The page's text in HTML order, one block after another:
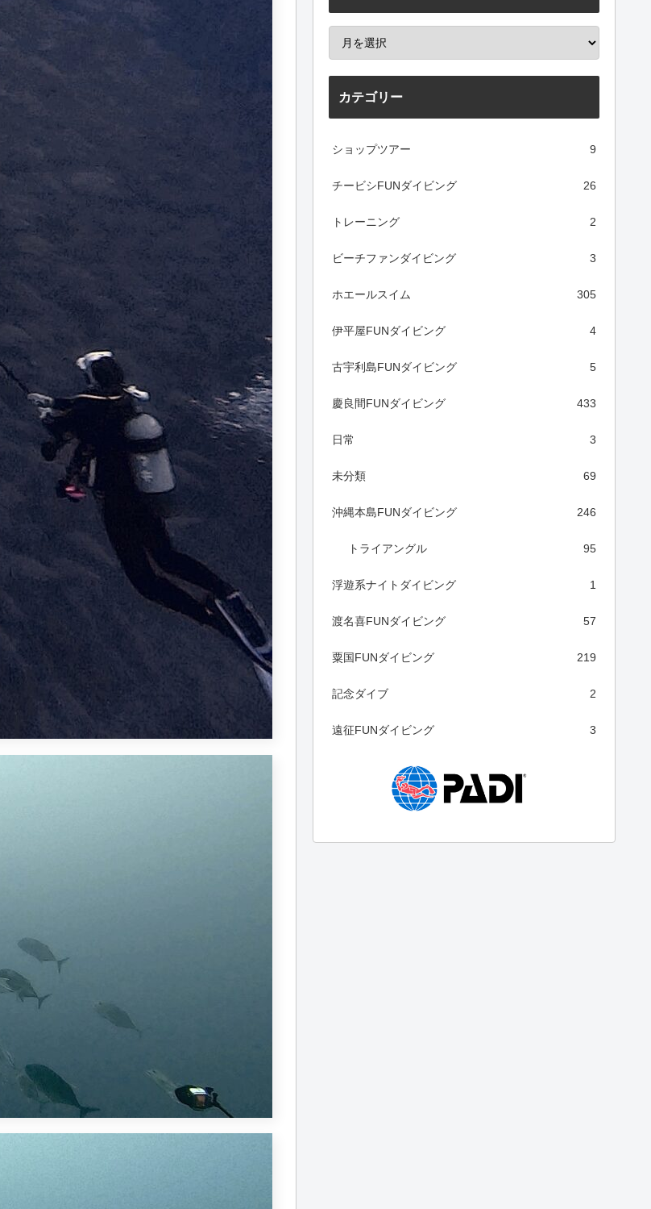
カテゴリー
ショップツアー 9
チービシFUNダイビング 26
トレーニング 2
ビーチファンダイビング 3
ホエールスイム 305
伊平屋FUNダイビング 4
古宇利島FUNダイビング 5
慶良間FUNダイビング 433
日常 3
未分類 69
沖縄本島FUNダイビング 246
トライアングル 95
浮遊系ナイトダイビング 1
渡名喜FUNダイビング 57
粟国FUNダイビング 219
記念ダイブ 2
遠征FUNダイビング 3